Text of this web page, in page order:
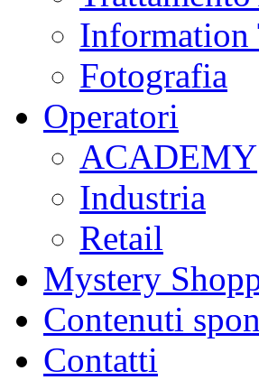
Information
Fotografia
Operatori
ACADEMY
Industria
Retail
Mystery
Contenuti
Contatti